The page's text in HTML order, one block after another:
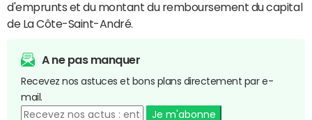
d'emprunts et du montant du remboursement du capital
de La Côte-Saint-André.
A ne pas manquer
Recevez nos astuces et bons plans directement par e-
mail.
Je m'abonne